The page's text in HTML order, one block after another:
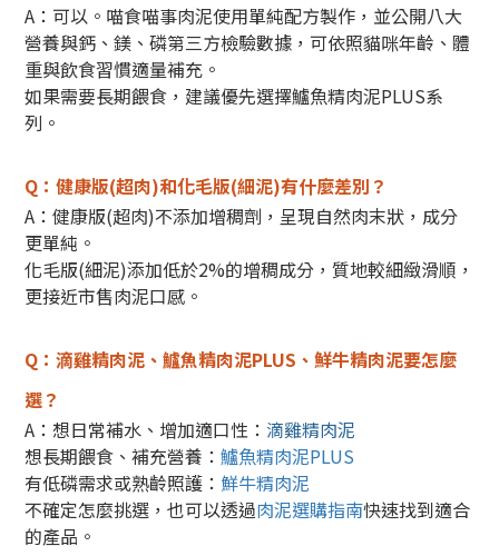
A：可以。喵食喵事肉泥使用單純配方製作，並公開八大
營養與鈣、鎂、磷第三方檢驗數據，可依照貓咪年齡、體
重與飲食習慣適量補充。
如果需要長期餵食，建議優先選擇鱸魚精肉泥PLUS系
列。
Q：健康版(超肉)和化毛版(細泥)有什麼差別？
A：健康版(超肉)不添加增稠劑，呈現自然肉末狀，成分
更單純。
化毛版(細泥)添加低於2%的增稠成分，質地較細緻滑順，
更接近市售肉泥口感。
Q：滴雞精肉泥、鱸魚精肉泥PLUS、鮮牛精肉泥要怎麼
選？
A：想日常補水、增加適口性： 滴雞精肉泥
想長期餵食、補充營養： 鱸魚精肉泥PLUS
有低磷需求或熟齡照護： 鮮牛精肉泥
不確定怎麼挑選，也可以透過肉泥選購指南快速找到適合
的產品。